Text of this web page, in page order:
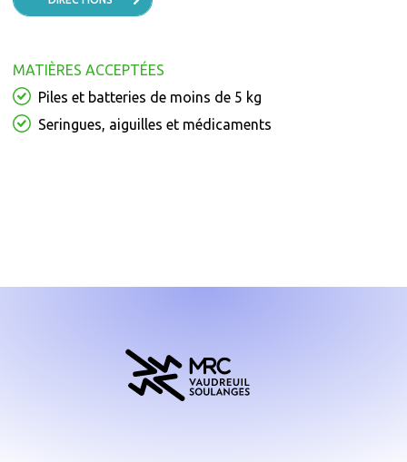
MATIÈRES ACCEPTÉES
Piles et batteries de moins de 5 kg
Seringues, aiguilles et médicaments